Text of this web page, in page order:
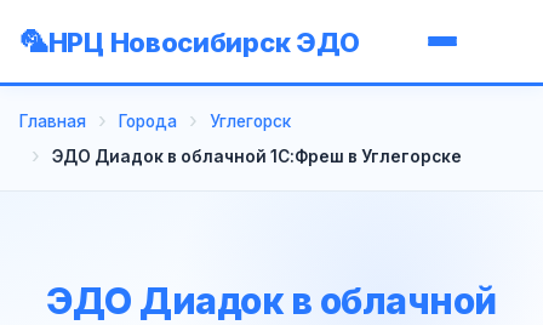
НРЦ Новосибирск ЭДО
Главная Города
Углегорск
ЭДО Диадок в облачной 1С:Фреш в Углегорске
ЭДО Диадок в облачной